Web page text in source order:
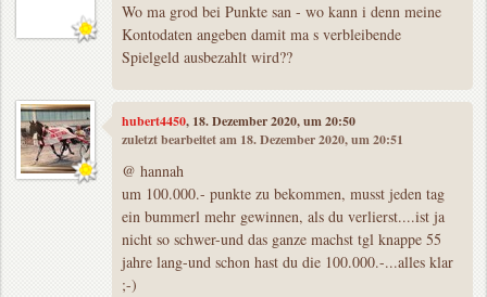
Wo ma grod bei Punkte san - wo kann i denn meine
Kontodaten angeben damit ma s verbleibende
Spielgeld ausbezahlt wird??
hubert4450, 18. Dezember 2020, um 20:50
zuletzt bearbeitet am 18. Dezember 2020, um 20:51
@ hannah
um 100.000.- punkte zu bekommen, musst jeden tag
ein bummerl mehr gewinnen, als du verlierst....ist ja
nicht so schwer-und das ganze machst tgl knappe 55
jahre lang-und schon hast du die 100.000.-...alles klar
;-)